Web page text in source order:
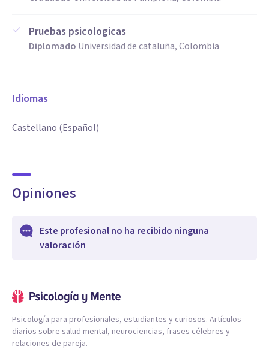
Pruebas psicologicas
Diplomado Universidad de cataluña, Colombia
Idiomas
Castellano (Español)
Opiniones
Este profesional no ha recibido ninguna
valoración
Psicología para profesionales, estudiantes y curiosos. Artículos
diarios sobre salud mental, neurociencias, frases célebres y
relaciones de pareja.